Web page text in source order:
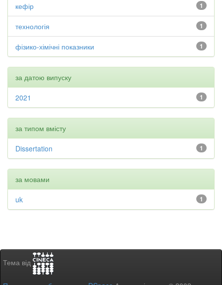
1
кефір
1
технологія
1
фізико-хімічні показники
за датою випуску
1
2021
за типом вмісту
1
Dissertation
за мовами
1
uk
Тема від